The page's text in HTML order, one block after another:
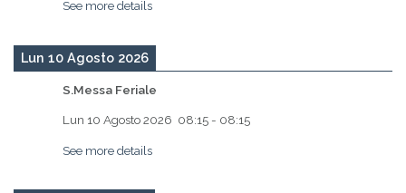
See more details
Lun 10 Agosto 2026
S.Messa Feriale
Lun 10 Agosto 2026 08:15 - 08:15
See more details